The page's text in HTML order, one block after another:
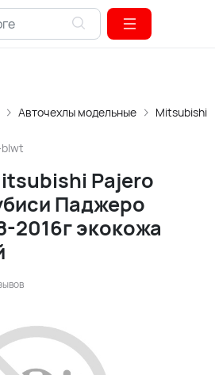
Авточехлы модельные Mitsubishi
Pajero
Паджеро
2016г экокожа